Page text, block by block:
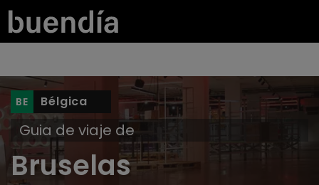
Bélgica
Guia de viaje de
Bruselas